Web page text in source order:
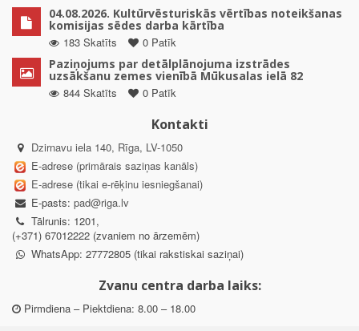
04.08.2026. Kultūrvēsturiskās vērtības noteikšanas
komisijas sēdes darba kārtība
183 Skatīts
0 Patīk
Paziņojums par detālplānojuma izstrādes
uzsākšanu zemes vienībā Mūkusalas ielā 82
844 Skatīts
0 Patīk
Kontakti
Dzirnavu iela 140, Rīga, LV-1050
E-adrese (primārais saziņas kanāls)
E-adrese (tikai e-rēķinu iesniegšanai)
E-pasts: pad@riga.lv
Tālrunis: 1201,
(+371) 67012222 (zvaniem no ārzemēm)
WhatsApp: 27772805 (tikai rakstiskai saziņai)
Zvanu centra darba laiks:
Pirmdiena – Piektdiena: 8.00 – 18.00